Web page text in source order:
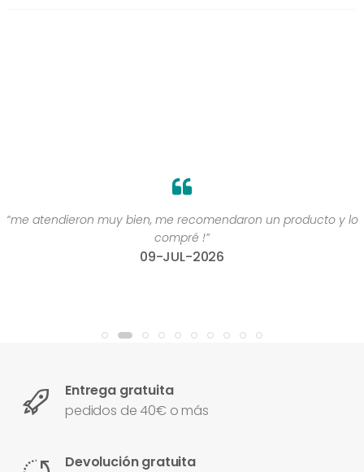
“me atendieron muy bien, me recomendaron un producto y lo
compré !”
09-JUL-2026
Entrega gratuita
pedidos de 40€ o más
Devolución gratuita